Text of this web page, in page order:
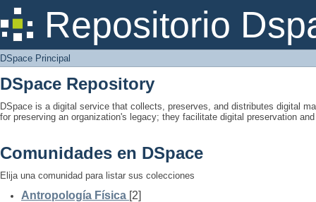
Repositorio
DSpace Principal
DSpace Principal
DSpace Repository
DSpace is a digital service that collects, preserves, and distributes digital
for preserving an organization's legacy; they facilitate digital preservation
Comunidades en DSpace
Elija una comunidad para listar sus colecciones
Antropología Física [2]